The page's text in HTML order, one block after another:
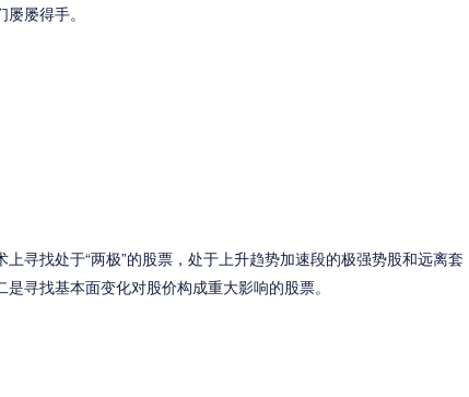
屡得手。
找处于“两极”的股票，处于上升趋势加速段的极强势股和远离套
寻找基本面变化对股价构成重大影响的股票。